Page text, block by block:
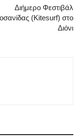
Διήμερο Φεστιβάλ
(Kitesurf) στο
Διόνι